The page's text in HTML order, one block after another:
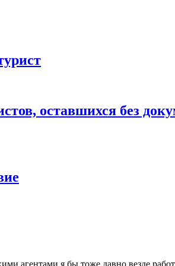
оставшихся без
агентами я бы тоже давно везде